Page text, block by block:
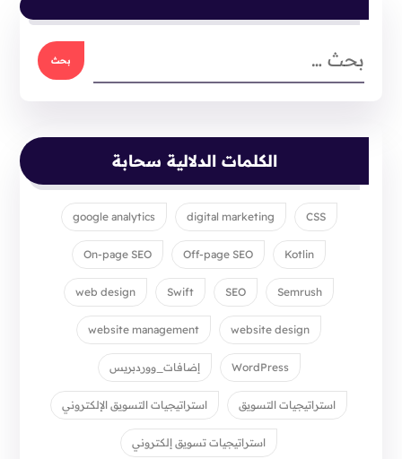
الكلمات الدلالية سحابة
CSS
digital marketing
google analytics
Kotlin
Off-page SEO
On-page SEO
Semrush
SEO
Swift
web design
website design
website management
WordPress إضافات_ووردبريس
استراتيجيات التسويق استراتيجيات التسويق الإلكتروني
استراتيجيات تسويق إلكتروني